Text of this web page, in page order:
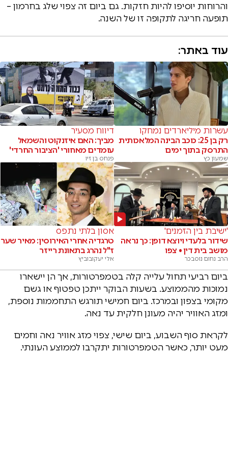
והרוחות יוסיפו להיות חזקות. גם ביום זה צפוי שלג בחרמון –
תופעה חריגה לתקופה זו של השנה.
עוד באתר:
עשרות מיליארדים נמחקו
רק בן 25: כוכב הבינה המלאכותית
התרסק בתוך ימים
שמעון כץ
דיווח מסעיר
מביך: האם איזנקוט והשמאל
עומדים מאחורי 'הציבור החרדי'
פנחס בן זיו
'ישיבת בין הזמנים'
שידור בלעדי ויוצא דופן: כך נראה
מושב בית דין • צפו
הרב נחום נוסבכר
אסון בלתי נתפס
טרגדיה אחרי האירוסין: מאיר שער
ז"ל נהרג בתאונת רייזר
אלי יעקובוביץ
ביום רביעי תחול עלייה קלה בטמפרטורות, אך הן יישארו
נמוכות מהממוצע. בשעות הבוקר ייתכן טפטוף או גשם
מקומי בצפון ובמרכז. ביום חמישי תורגש התחממות נוספת,
ומזג האוויר יהיה מעונן חלקית עד נאה.
לקראת סוף השבוע, ביום שישי, צפוי מזג אוויר נאה וחמים
מעט יותר, כאשר הטמפרטורות יתקרבו לממוצע העונתי.